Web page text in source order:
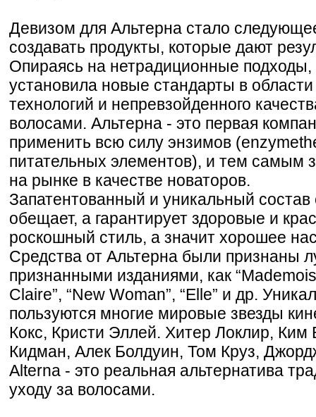
Девизом для Альтерна стало
создавать продукты, которые дают
Опираясь на нетрадиционные подходы,
установила новые стандарты в
технологий и непревзойденного
волосами. Альтерна - это первая
применить всю силу энзимов
питательных элементов), и тем самым
на рынке в качестве новаторов.
Запатентованный и уникальный состав
обещает, а гарантирует здоровые и
роскошный стиль, а значит хорошее
Средства от Альтерна были признаны
признанными изданиями, как
Claire”, “New Woman”, “Elle” и др.
пользуются многие мировые звезды
Кокс, Кристи Эллей. Хитер Локлир, Ким
Кидман, Алек Болдуин, Том Круз,
Alterna - это реальная альтернатива
уходу за волосами.